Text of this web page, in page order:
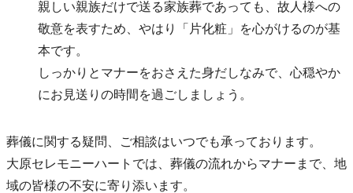
親しい親族だけで送る家族葬であっても、故人様への
敬意を表すため、やはり「片化粧」を心がけるのが基
本です。
しっかりとマナーをおさえた身だしなみで、心穏やか
にお見送りの時間を過ごしましょう。
葬儀に関する疑問、ご相談はいつでも承っております。
大原セレモニーハートでは、葬儀の流れからマナーまで、地
域の皆様の不安に寄り添います。